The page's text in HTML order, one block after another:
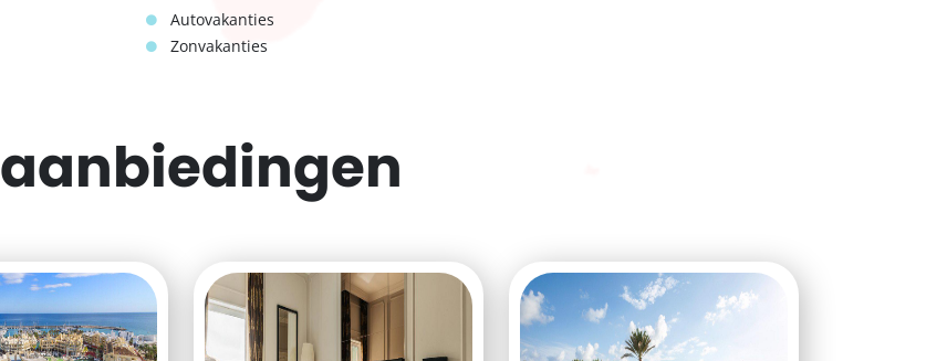
Autovakanties
Zonvakanties
aanbiedingen